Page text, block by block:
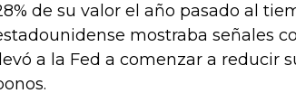
de su valor el año pasado al
mostraba señales
llevó a la Fed a comenzar a reducir